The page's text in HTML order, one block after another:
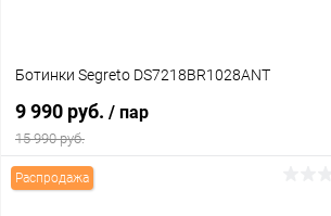
Ботинки Segreto DS7218BR1028ANT
9 990 руб. / пар
15 990 руб.
Распродажа